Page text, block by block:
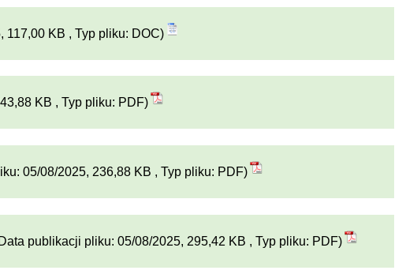
117,00 KB , Typ pliku: DOC)
KB , Typ pliku: PDF)
05/08/2025, 236,88 KB , Typ pliku: PDF)
publikacji pliku: 05/08/2025, 295,42 KB , Typ pliku: PDF)